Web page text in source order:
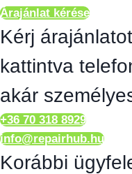
Árajánlat kérése
Kérj
kattintva
akár
+36 70 318 8929
info@repairhub.hu
Korábbi